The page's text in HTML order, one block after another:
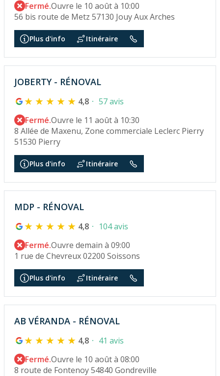
Fermé.Ouvre le 10 août à 10:00
56 bis route de Metz 57130 Jouy Aux Arches
Plus d'info Itinéraire
JOBERTY - RÉNOVAL
4,8
57 avis
Fermé.Ouvre le 11 août à 10:30
8 Allée de Maxenu, Zone commerciale Leclerc Pierry
51530 Pierry
Plus d'info Itinéraire
MDP - RÉNOVAL
4,8
104 avis
Fermé.Ouvre demain à 09:00
1 rue de Chevreux 02200 Soissons
Plus d'info Itinéraire
AB VÉRANDA - RÉNOVAL
4,8
41 avis
Fermé.Ouvre le 10 août à 08:00
8 route de Fontenoy 54840 Gondreville